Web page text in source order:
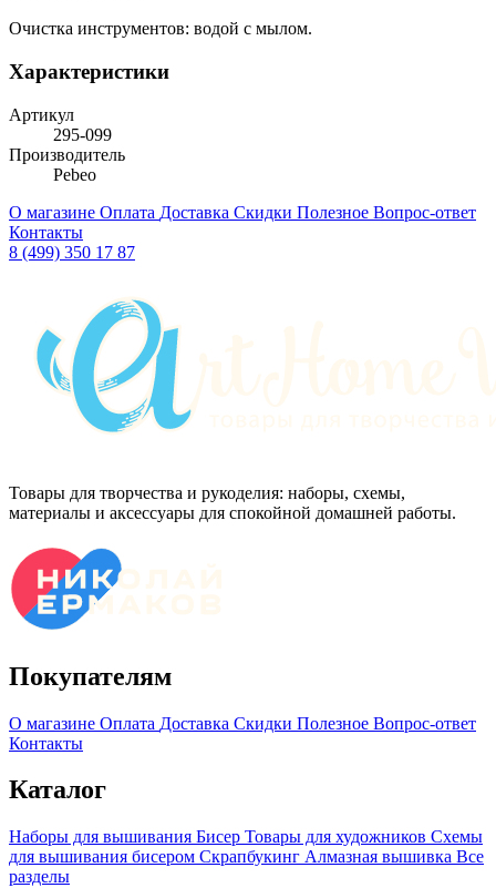
Очистка инструментов: водой с мылом.
Характеристики
Артикул
295-099
Производитель
Pebeo
О магазине Оплата Доставка Скидки Полезное Вопрос-ответ
Контакты
8 (499) 350 17 87
Товары для творчества и рукоделия: наборы, схемы,
материалы и аксессуары для спокойной домашней работы.
Покупателям
О магазине Оплата Доставка Скидки Полезное Вопрос-ответ
Контакты
Каталог
Наборы для вышивания Бисер Товары для художников Схемы
для вышивания бисером Скрапбукинг Алмазная вышивка Все
разделы